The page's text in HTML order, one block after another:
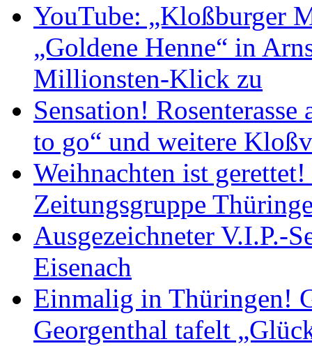
YouTube: „Kloßburger
„Goldene Henne“ in
Millionsten-Klick zu
Sensation!
to go“ und weitere
Weihnachten ist
Zeitungsgruppe
Ausgezeichneter V.I.P.-
Eisenach
Einmalig in Thüringen!
Georgenthal tafelt